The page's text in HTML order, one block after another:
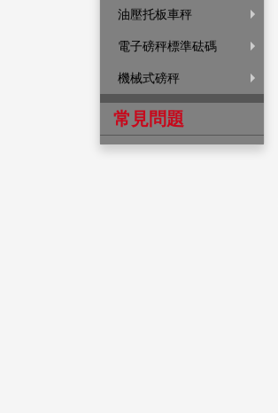
油壓托板車秤
電子磅秤標準砝碼
機械式磅秤
常見問題